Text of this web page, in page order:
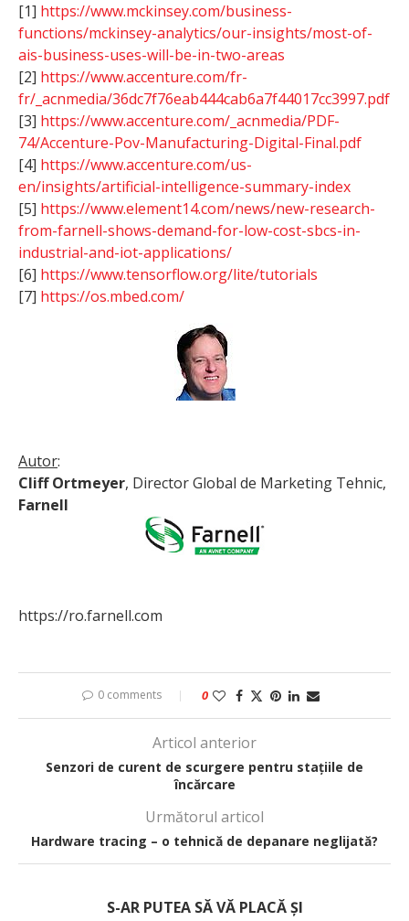
[1] https://www.mckinsey.com/business-
functions/mckinsey-analytics/our-insights/most-of-
ais-business-uses-will-be-in-two-areas
[2] https://www.accenture.com/fr-
fr/_acnmedia/36dc7f76eab444cab6a7f44017cc3997.pdf
[3] https://www.accenture.com/_acnmedia/PDF-
74/Accenture-Pov-Manufacturing-Digital-Final.pdf
[4] https://www.accenture.com/us-
en/insights/artificial-intelligence-summary-index
[5] https://www.element14.com/news/new-research-
from-farnell-shows-demand-for-low-cost-sbcs-in-
industrial-and-iot-applications/
[6] https://www.tensorflow.org/lite/tutorials
[7] https://os.mbed.com/
Autor:
Cliff Ortmeyer, Director Global de Marketing Tehnic,
Farnell
https://ro.farnell.com
0 comments 0
Articol anterior
Senzori de curent de scurgere pentru stațiile de
încărcare
Următorul articol
Hardware tracing – o tehnică de depanare neglijată?
S-AR PUTEA SĂ VĂ PLACĂ ȘI